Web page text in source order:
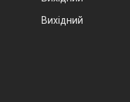
Вихідний